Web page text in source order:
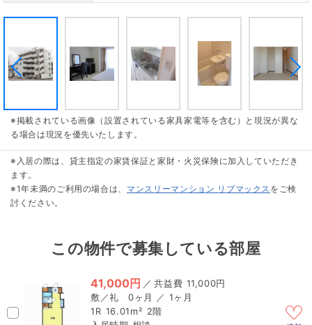
※掲載されている画像（設置されている家具家電等を含む）と現況が異な
る場合は現況を優先いたします。
※入居の際は、貸主指定の家賃保証と家財・火災保険に加入していただき
ます。
※1年未満のご利用の場合は、 マンスリーマンション リブマックス をご検
討ください。
この物件で募集している部屋
41,000円 ／
11,000円
0ヶ月 ／ 1ヶ月
1R 16.01m² 2階